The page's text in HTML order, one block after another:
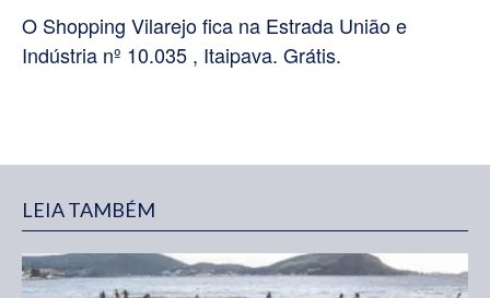
O Shopping Vilarejo fica na Estrada União e
Indústria nº 10.035 , Itaipava. Grátis.
LEIA TAMBÉM